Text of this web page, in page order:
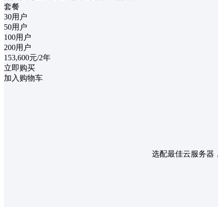
套餐
30用户
50用户
100用户
200用户
153,600元/2年
立即购买
加入购物车
选配最佳云服务器